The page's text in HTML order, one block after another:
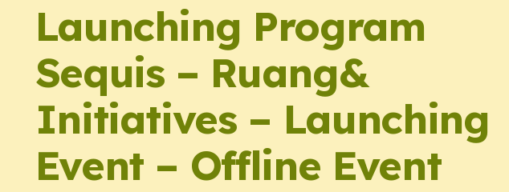
Launching Program
Sequis – Ruang&
Initiatives – Launching
Event – Offline Event